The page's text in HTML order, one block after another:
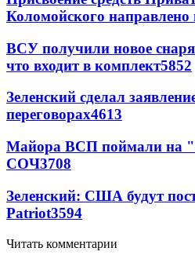
Коломойского направлено
ВСУ получили новое
что входит в комплект5852
Зеленский сделал
переговорах4613
Майора ВСП поймали на
СОЧ3708
Зеленский: США будут
Patriot3594
Читать комментарии